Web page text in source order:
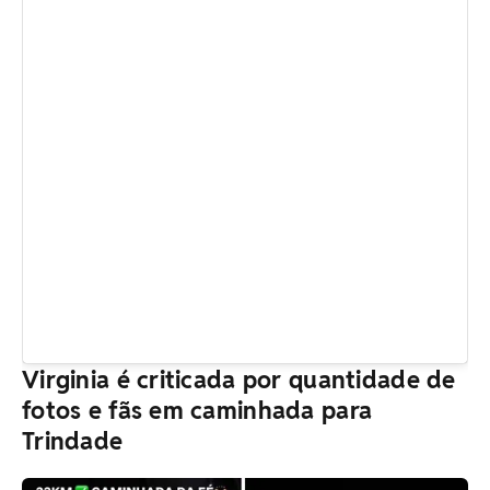
Virginia é criticada por quantidade de
fotos e fãs em caminhada para
Trindade